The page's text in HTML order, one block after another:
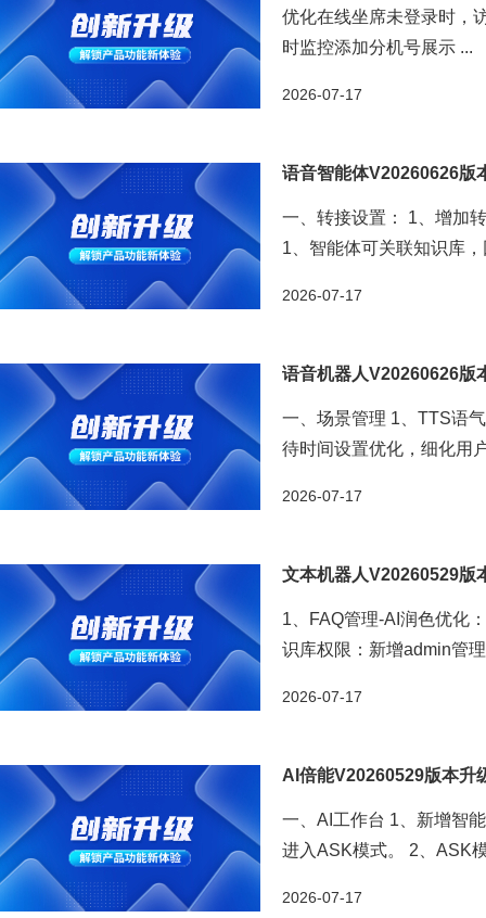
优化在线坐席未登录时，
时监控添加分机号展示 ...
2026-07-17
语音智能体V20260626版
一、转接设置： 1、增加
1、智能体可关联知识库
2026-07-17
语音机器人V20260626版
一、场景管理 1、TTS语
待时间设置优化，细化用
2026-07-17
文本机器人V20260529版
1、FAQ管理-AI润色优化
识库权限：新增admin管
2026-07-17
AI倍能V20260529版本升
一、AI工作台 1、新增智
进入ASK模式。 2、ASK
2026-07-17